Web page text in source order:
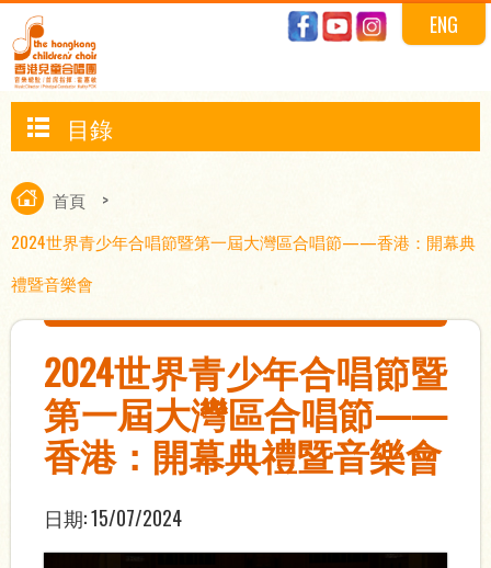
ENG
目錄
首頁
>
2024世界青少年合唱節暨第一屆大灣區合唱節——香港：開幕典
禮暨音樂會
2024世界青少年合唱節暨
第一屆大灣區合唱節——
香港：開幕典禮暨音樂會
日期:15/07/2024